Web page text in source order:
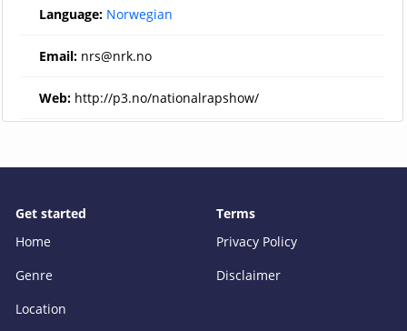
Language: Norwegian
Email: nrs@nrk.no
Web: http://p3.no/nationalrapshow/
Get started
Home
Genre
Location
Terms
Privacy Policy
Disclaimer